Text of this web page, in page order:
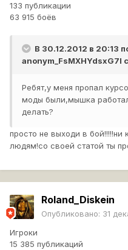
133 публикации
63 915 боёв
В 30.12.2012 в 20:13
anonym_FsMXHYdsxG7I
Ребят,у меня пропал
моды были,мышка
делать?
просто не выходи в бой!!!!!ни
людям!со своей статой ты
Roland_Diskein
Опубликовано: 31
Игроки
15 385 публикаций